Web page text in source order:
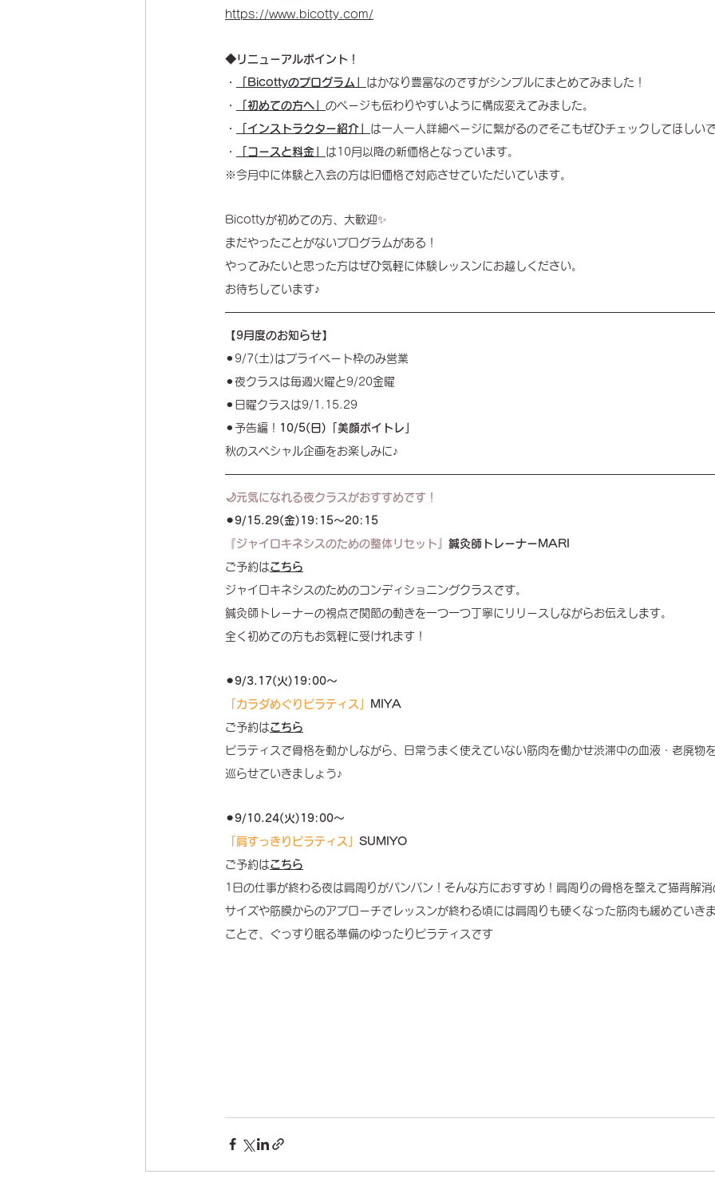
https://www.bicotty.com/
◆リニューアルポイント！
・ 「Bicottyのプログラム」 はかなり豊富なのですがシンプルにまとめてみました！
・ 「初めての方へ」 のページも伝わりやすいように構成変えてみました。
・ 「インストラクター紹介」 は一人一人詳細ページに繋がるのでそこもぜひチェックしてほしい
・ 「コースと料金」 は10月以降の新価格となっています。
※今月中に体験と入会の方は旧価格で対応させていただいています。
Bicottyが初めての方、大歓迎✨
まだやったことがないプログラムがある！
やってみたいと思った方はぜひ気軽に体験レッスンにお越しください。
お待ちしています♪
【9月度のお知らせ】
⚫︎9/7(土)はプライベート枠のみ営業
⚫︎夜クラスは毎週火曜と9/20金曜
⚫︎日曜クラスは9/1.15.29
⚫︎予告編！ 10/5(日)「美顔ボイトレ」
秋のスペシャル企画をお楽しみに♪
🌙元気になれる夜クラスがおすすめです！
⚫︎9/15.29(金)19:15〜20:15
『ジャイロキネシスのための整体リセット』 鍼灸師トレーナーMARI
ご予約はこちら
ジャイロキネシスのためのコンディショニングクラスです。
鍼灸師トレーナーの視点で関節の動きを一つ一つ丁寧にリリースしながらお伝えします。
全く初めての方もお気軽に受けれます！
⚫︎9/3.17(火)19:00〜
「カラダめぐりピラティス」 MIYA
ご予約はこちら
ピラティスで骨格を動かしながら、日常うまく使えていない筋肉を働かせ渋滞中の血液・老廃物
巡らせていきましょう♪
⚫︎9/10.24(火)19:00〜
「肩すっきりピラティス」 SUMIYO
ご予約はこちら
1日の仕事が終わる夜は肩周りがパンパン！そんな方におすすめ！肩周りの骨格を整えて猫背解
サイズや筋膜からのアプローチでレッスンが終わる頃には肩周りも硬くなった筋肉も緩めていき
ことで、ぐっすり眠る準備のゆったりピラティスです